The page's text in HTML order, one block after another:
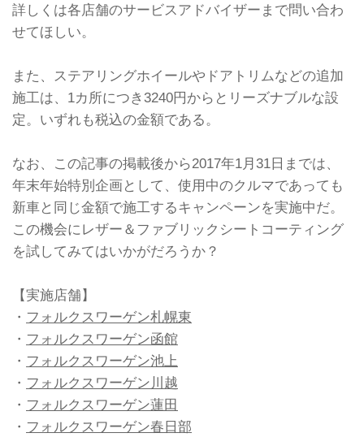
詳しくは各店舗のサービスアドバイザーまで問い合わ
せてほしい。
また、ステアリングホイールやドアトリムなどの追加
施工は、1カ所につき3240円からとリーズナブルな設
定。いずれも税込の金額である。
なお、この記事の掲載後から2017年1月31日までは、
年末年始特別企画として、使用中のクルマであっても
新車と同じ金額で施工するキャンペーンを実施中だ。
この機会にレザー＆ファブリックシートコーティング
を試してみてはいかがだろうか？
【実施店舗】
・ フォルクスワーゲン札幌東
・ フォルクスワーゲン函館
・ フォルクスワーゲン池上
・ フォルクスワーゲン川越
・ フォルクスワーゲン蓮田
・ フォルクスワーゲン春日部